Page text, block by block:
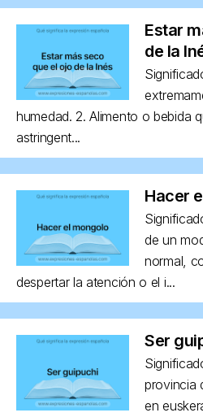
Estar
de la
humedad. 2. Alimento o bebida
astringent...
Hacer
de un
normal,
despertar la atención o el i...
Ser
provincia
en